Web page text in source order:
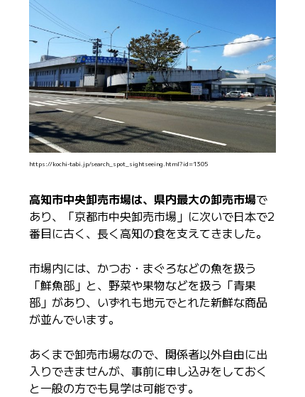
https://kochi-tabi.jp/search_spot_sightseeing.html?id=1305
高知市中央卸売市場は、県内最大の卸売市場で
あり、「京都市中央卸売市場」に次いで日本で2
番目に古く、長く高知の食を支えてきました。
市場内には、かつお・まぐろなどの魚を扱う
「鮮魚部」と、野菜や果物などを扱う「青果
部」があり、いずれも地元でとれた新鮮な商品
が並んでいます。
あくまで卸売市場なので、関係者以外自由に出
入りできませんが、事前に申し込みをしておく
と一般の方でも見学は可能です。